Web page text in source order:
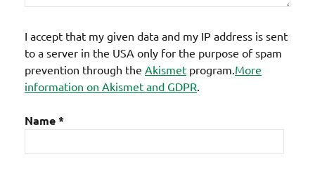
I accept that my given data and my IP address is sent
to a server in the USA only for the purpose of spam
prevention through the Akismet program. More
information on Akismet and GDPR
Name*